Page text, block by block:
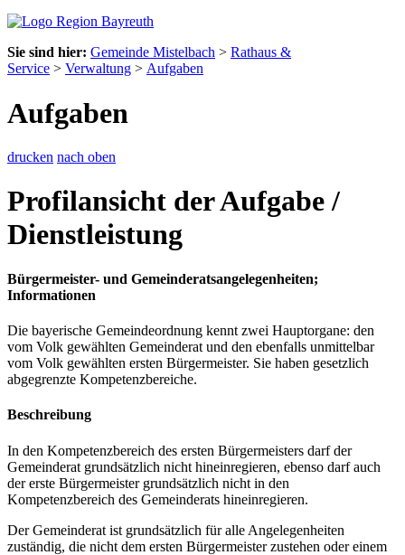
Sie sind hier: Gemeinde Mistelbach > Rathaus &
Service > Verwaltung > Aufgaben
Aufgaben
drucken nach oben
Profilansicht der Aufgabe /
Dienstleistung
Bürgermeister- und Gemeinderatsangelegenheiten;
Informationen
Die bayerische Gemeindeordnung kennt zwei Hauptorgane: den
vom Volk gewählten Gemeinderat und den ebenfalls unmittelbar
vom Volk gewählten ersten Bürgermeister. Sie haben gesetzlich
abgegrenzte Kompetenzbereiche.
Beschreibung
In den Kompetenzbereich des ersten Bürgermeisters darf der
Gemeinderat grundsätzlich nicht hineinregieren, ebenso darf auch
der erste Bürgermeister grundsätzlich nicht in den
Kompetenzbereich des Gemeinderats hineinregieren.
Der Gemeinderat ist grundsätzlich für alle Angelegenheiten
zuständig, die nicht dem ersten Bürgermeister zustehen oder einem